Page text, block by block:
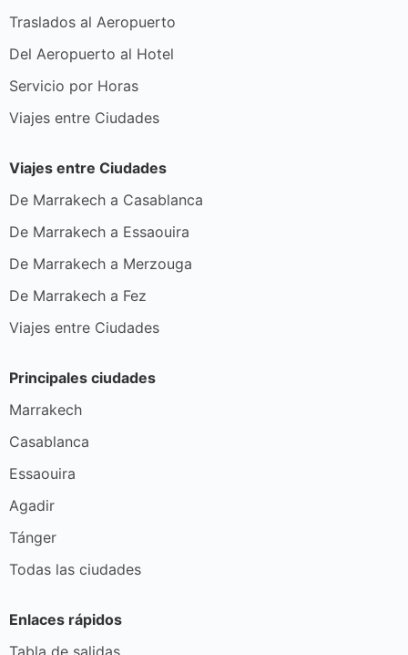
Traslados al Aeropuerto
Del Aeropuerto al Hotel
Servicio por Horas
Viajes entre Ciudades
Viajes entre Ciudades
De Marrakech a Casablanca
De Marrakech a Essaouira
De Marrakech a Merzouga
De Marrakech a Fez
Viajes entre Ciudades
Principales ciudades
Marrakech
Casablanca
Essaouira
Agadir
Tánger
Todas las ciudades
Enlaces rápidos
Tabla de salidas